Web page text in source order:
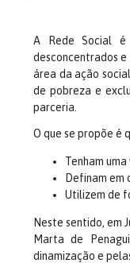
A Rede Social é
desconcentrados
área da ação
de pobreza e
parceria.
O que se propõe é
Tenham
Definam em
Utilizem de
Neste sentido, em
Marta de
dinamização e